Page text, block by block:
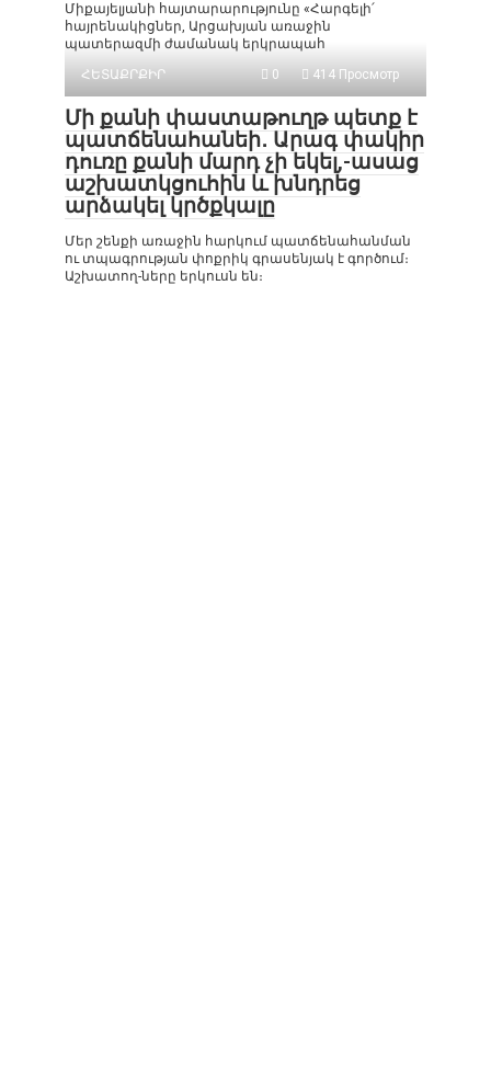
Միքայելյանի հայտարարությունը «Հարգելի՛
հայրենակիցներ, Արցախյան առաջին
պատերազմի ժամանակ երկրապահ
ՀԵՏԱՔՐՔԻՐ
0 414 Просмотр
Մի քանի փաստաթուղթ պետք է
պատճենահանեի․ Արագ փակիր
դուռը քանի մարդ չի եկել,-ասաց
աշխատկցուհին և խնդրեց
արձակել կրծքկալը
Մեր շենքի առաջին հարկում պատճենահանման
ու տպագրության փոքրիկ գրասենյակ է գործում։
Աշխատող-ները երկուսն են։